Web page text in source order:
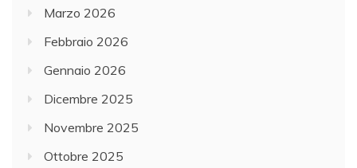
Marzo 2026
Febbraio 2026
Gennaio 2026
Dicembre 2025
Novembre 2025
Ottobre 2025